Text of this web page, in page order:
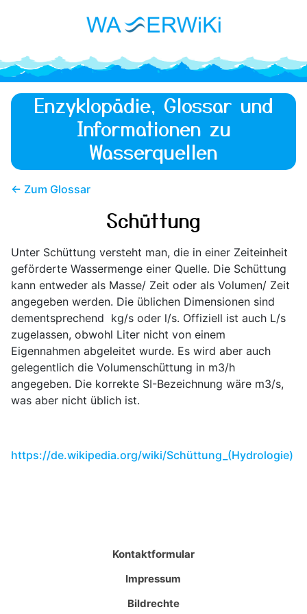
Enzyklopädie, Glossar und
Informationen zu
Wasserquellen
← Zum Glossar
Schüttung
Unter Schüttung versteht man, die in einer Zeiteinheit
geförderte Wassermenge einer Quelle. Die Schüttung
kann entweder als Masse/ Zeit oder als Volumen/ Zeit
angegeben werden. Die üblichen Dimensionen sind
dementsprechend kg/s oder l/s. Offiziell ist auch L/s
zugelassen, obwohl Liter nicht von einem
Eigennahmen abgeleitet wurde. Es wird aber auch
gelegentlich die Volumenschüttung in m3/h
angegeben. Die korrekte SI-Bezeichnung wäre m3/s,
was aber nicht üblich ist.
https://de.wikipedia.org/wiki/Schüttung_(Hydrologie)
Kontaktformular
Impressum
Bildrechte